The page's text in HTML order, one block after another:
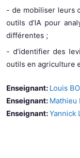
- de mobiliser leurs
outils d’IA pour
différentes ;
- d’identifier des
outils en agriculture
Enseignant: Louis
Enseignant: Mathieu
Enseignant:Yannick